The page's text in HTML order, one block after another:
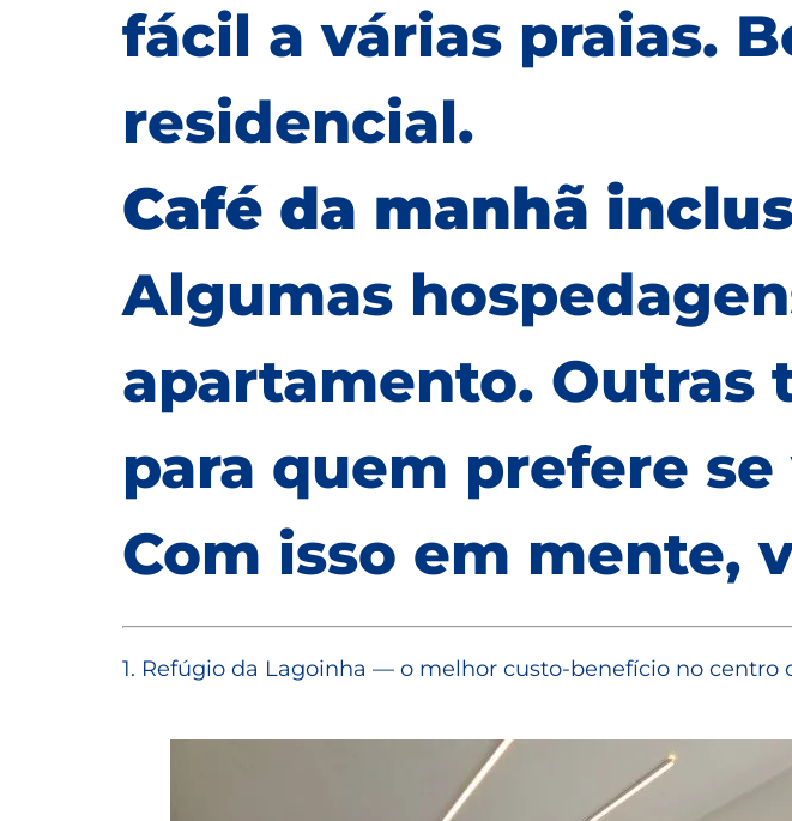
fácil a várias praias.
residencial.
Café da manhã
Algumas
apartamento. Outras
para quem prefere se
Com isso em mente,
1. Refúgio da Lagoinha — o melhor custo-benefício no centro